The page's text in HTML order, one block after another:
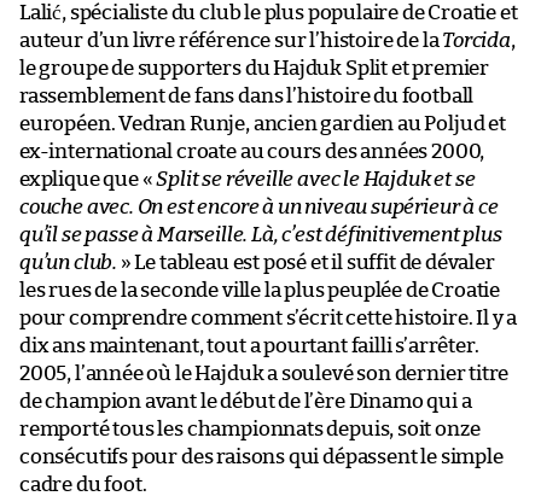
Lalić, spécialiste du club le plus populaire de Croatie et
auteur d’un livre référence sur l’histoire de la Torcida,
le groupe de supporters du Hajduk Split et premier
rassemblement de fans dans l’histoire du football
européen. Vedran Runje, ancien gardien au Poljud et
ex-international croate au cours des années 2000,
explique que «Split se réveille avec le Hajduk et se
couche avec. On est encore à un niveau supérieur à ce
qu’il se passe à Marseille. Là, c’est définitivement plus
qu’un club. » Le tableau est posé et il suffit de dévaler
les rues de la seconde ville la plus peuplée de Croatie
pour comprendre comment s’écrit cette histoire. Il y a
dix ans maintenant, tout a pourtant failli s’arrêter.
2005, l’année où le Hajduk a soulevé son dernier titre
de champion avant le début de l’ère Dinamo qui a
remporté tous les championnats depuis, soit onze
consécutifs pour des raisons qui dépassent le simple
cadre du foot.